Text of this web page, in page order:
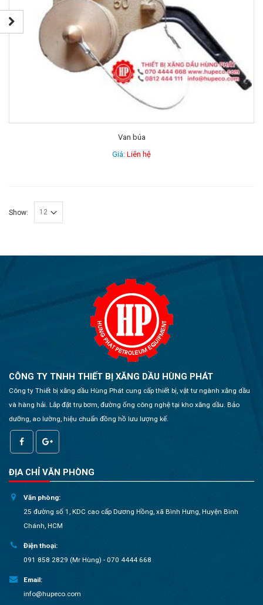
Van búa
Giá: Liên hệ
Show:
CÔNG TY TNHH THIẾT BỊ XĂNG DẦU HÙNG PHÁT
Công ty Thiết bị xăng dầu Hùng Phát cung cấp thiết bị, vật tư ngành xăng dầu
và hàng hải. Lắp đặt trụ bơm, đường ống công nghệ tại kho xăng dầu. Bảo
dưỡng, ao lường, hiệu chuẩn đồng hồ lưu lượng kế.
ĐỊA CHỈ VĂN PHÒNG
Văn phòng:
25 đường số 1, KDC cao cấp Dương Hồng, xã Bình Hưng, Huyện Bình
Chánh, HCM
Điện thoại:
091 858 2829 (Mr Hùng) - 070 4444 668
Email:
info@hupeco.com